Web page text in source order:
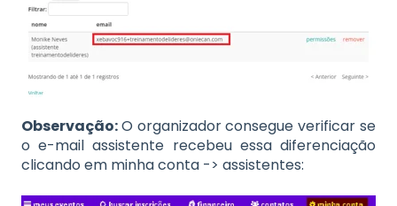
Observação:O organizador consegue verificar se
o e-mail assistente recebeu essa diferenciação
clicando em minha conta -> assistentes: